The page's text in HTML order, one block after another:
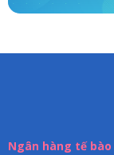
Ngân hàng tế